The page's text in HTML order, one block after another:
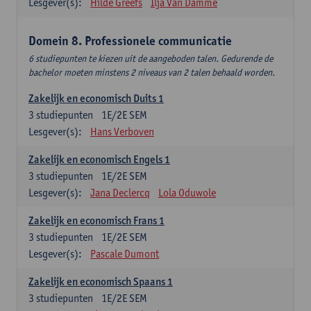
Domein 8. Professionele communicatie
6 studiepunten te kiezen uit de aangeboden talen. Gedurende de
bachelor moeten minstens 2 niveaus van 2 talen behaald worden.
Zakelijk en economisch Duits 1
1E/2E SEM
3 studiepunten
Lesgever(s):
Hans Verboven
Zakelijk en economisch Engels 1
1E/2E SEM
3 studiepunten
Lesgever(s):
Jana Declercq Lola Oduwole
Zakelijk en economisch Frans 1
1E/2E SEM
3 studiepunten
Lesgever(s):
Pascale Dumont
Zakelijk en economisch Spaans 1
1E/2E SEM
3 studiepunten